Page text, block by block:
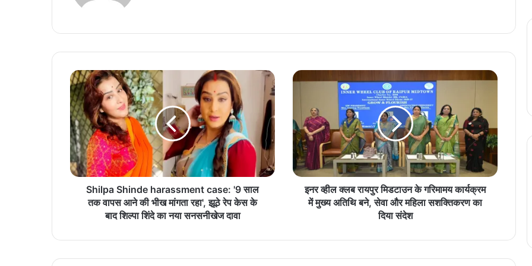
S
h
i
l
p
a
S
h
i
a
Shilpa Shinde harassment case: '9 साल
तक वापस आने की भीख मांगता रहा', झूठे रेप केस के
बाद शिल्पा शिंदे का नया सनसनीखेज दावा
इ
ल
क्ल
ब
रा
य
टा
इनर व्हील क्लब रायपुर मिडटाउन के गरिमामय कार्यक्रम
में मुख्य अतिथि बने, सेवा और महिला सशक्तिकरण का
दिया संदेश